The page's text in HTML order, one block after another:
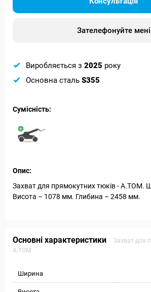
Зателефонуйте мені
Виробляється з 2025 року
Основна сталь S355
Сумісність:
Опис:
Захват для прямокутних тюків - А.ТОМ.
Висота – 1078 мм. Глибина – 2458 мм.
Основні характеристики
Захват для
А.ТОМ
Ширина